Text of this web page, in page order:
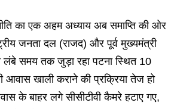
का एक अहम अध्याय अब समाप्ति की ओर
जनता दल (राजद) और पूर्व मुख्यमंत्री
लंबे समय तक जुड़ा रहा पटना स्थित 10
आवास खाली कराने की प्रक्रिया तेज हो
के बाहर लगे सीसीटीवी कैमरे हटाए गए,